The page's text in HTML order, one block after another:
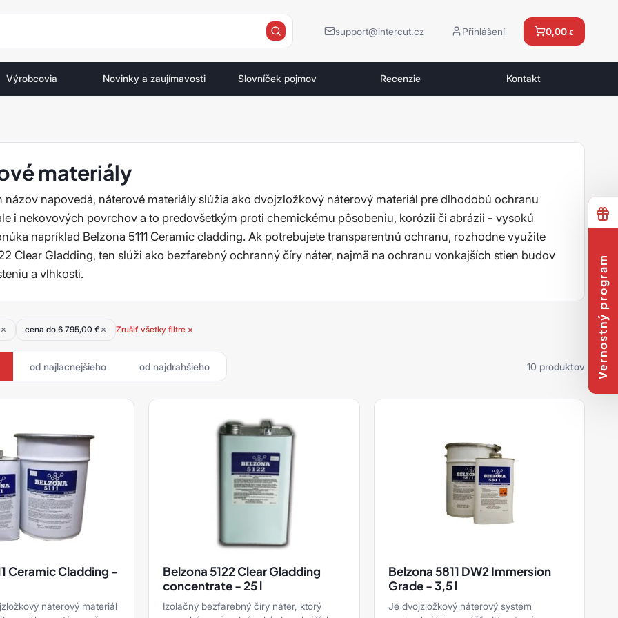
support@intercut.cz Přihlášení 0,00 €
Výrobcovia Novinky a zaujímavosti Slovníček pojmov Recenzie Kontakt
materiály
názov napovedá, náterové materiály slúžia ako dvojzložkový náterový materiál pre dlhodobú ochranu
i nekovových povrchov a to predovšetkým proti chemickému pôsobeniu, korózii či abrázii - vysokú
napríklad Belzona 5111 Ceramic cladding. Ak potrebujete transparentnú ochranu, rozhodne využite
Clear Gladding, ten slúži ako bezfarebný ochranný číry náter, najmä na ochranu vonkajších stien budov
a vlhkosti.
cena do 6 795,00 € Zrušiť všetky filtre ×
od najlacnejšieho od najdrahšieho 10 produktov
Ceramic Cladding -
náterový materiál
Belzona 5122 Clear Gladding
concentrate - 25 l
Izolačný bezfarebný číry náter, ktorý
Belzona 5811 DW2 Immersion
Grade - 3,5 l
Je dvojzložkový náterový systém
Vernostný program